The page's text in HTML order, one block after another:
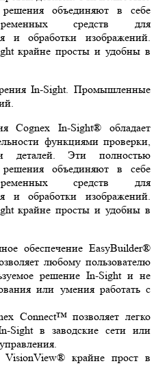
объединяют в себе
средств для
и обработки изображений.
крайне просты и удобны в
In-Sight. Промышленные
Cognex In-Sight® обладает
функциями проверки,
деталей. Эти полностью
объединяют в себе
средств для
и обработки изображений.
крайне просты и удобны в
обеспечение EasyBuilder®
любому пользователю
решение In-Sight и не
или умения работать с
Connect™ позволяет легко
Sight в заводские сети или
VisionView® крайне прост в